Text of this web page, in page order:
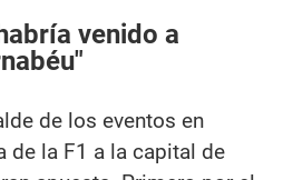
venido a
de los eventos en
de la F1 a la capital de